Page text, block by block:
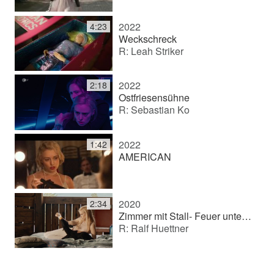
4:23
2022
Weckschreck
R: Leah Striker
2:18
2022
Ostfriesensühne
R: Sebastian Ko
1:42
2022
AMERICAN
2:34
2020
Zimmer mit Stall- Feuer unterm Dach
R: Ralf Huettner